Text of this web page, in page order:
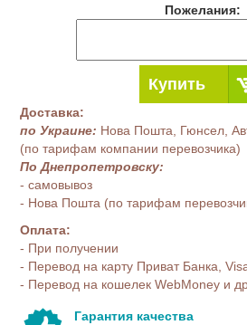
Пожелания:
Купить
Доставка:
по Украине: Нова Пошта, Гюнсел,
(по тарифам компании перевозчика)
По Днепропетровску:
- самовывоз
- Нова Пошта (по тарифам
Оплата:
- При получении
- Перевод на карту Приват Банка,
- Перевод на кошелек WebMoney и
Гарантия качества